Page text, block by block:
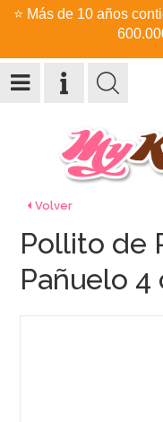
⭐ Más de 10 años
Volver
Pollito de
Pañuelo 4